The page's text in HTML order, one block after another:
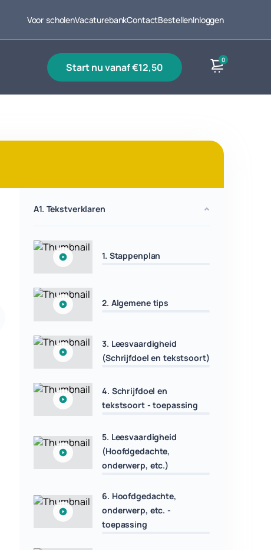
Voor scholenVacaturebankContactBestellenInloggen
start nu vanaf €12,50
0
A1. Tekstverklaren
1. Stappenplan
2. Algemene tips
3. Leesvaardigheid
(Schrijfdoel en tekstsoort)
4. Schrijfdoel en
tekstsoort - toepassing
5. Leesvaardigheid
(Hoofdgedachte,
onderwerp, etc.)
6. Hoofdgedachte,
onderwerp, etc. -
toepassing